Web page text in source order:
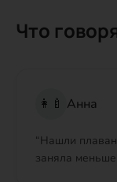
Что
👩‍🍼 Анна
“Нашли
заняла